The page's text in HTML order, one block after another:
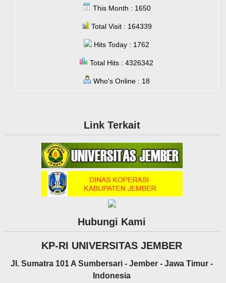
This Month : 1650
Total Visit : 164339
Hits Today : 1762
Total Hits : 4326342
Who's Online : 18
Link Terkait
Hubungi Kami
KP-RI UNIVERSITAS JEMBER
Jl. Sumatra 101 A Sumbersari - Jember - Jawa Timur -
Indonesia